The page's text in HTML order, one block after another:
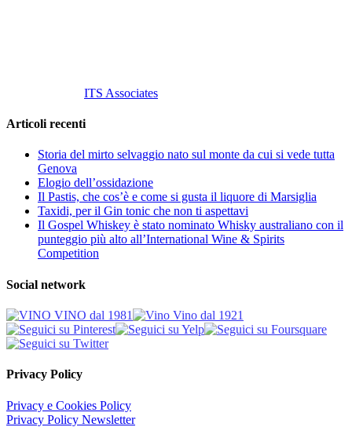
ITS Associates
Articoli recenti
Storia del mirto selvaggio nato sul monte da cui si vede tutta
Genova
Elogio dell’ossidazione
Il Pastis, che cos’è e come si gusta il liquore di Marsiglia
Taxidi, per il Gin tonic che non ti aspettavi
Il Gospel Whiskey è stato nominato Whisky australiano con il
punteggio più alto all’International Wine & Spirits
Competition
Social network
Privacy Policy
Privacy e Cookies Policy
Privacy Policy Newsletter